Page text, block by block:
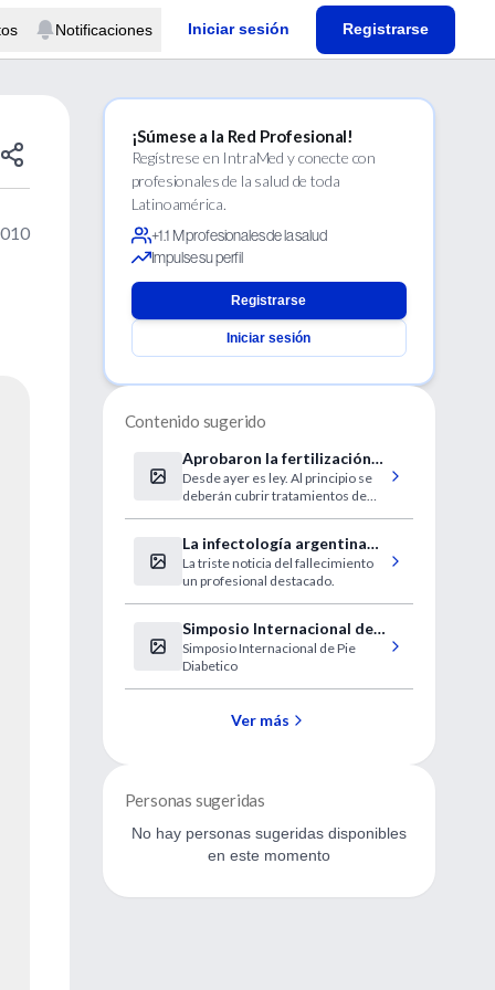
Notificaciones Iniciar sesión Registrarse
¡Súmese a la Red Profesional!
Regístrese en IntraMed y conecte con
profesionales de la salud de toda
Latinoamérica.
+1.1 M profesionales de la salud
Impulse su perfil
Registrarse
Iniciar sesión
Contenido sugerido
Aprobaron la fertilización
asistida gratuita para los
bonaerenses
Desde ayer es ley. Al principio se
deberán cubrir tratamientos de
La infectología argentina
de duelo
La triste noticia del fallecimiento
un profesional destacado.
Simposio Internacional de
Neuropatía y Pie Diabetico
Simposio Internacional de Pie
Diabetico
Ver más
Personas sugeridas
No hay personas sugeridas disponibles
en este momento